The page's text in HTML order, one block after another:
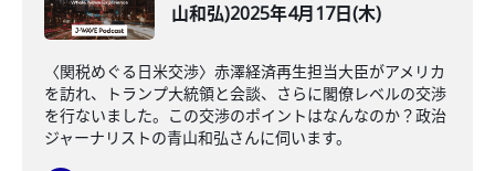
山和弘)2025年4月17日(木)
〈関税めぐる日米交渉〉赤澤経済再生担当大臣がアメリカ
を訪れ、トランプ大統領と会談、さらに閣僚レベルの交渉
を行ないました。この交渉のポイントはなんなのか？政治
ジャーナリストの青山和弘さんに伺います。